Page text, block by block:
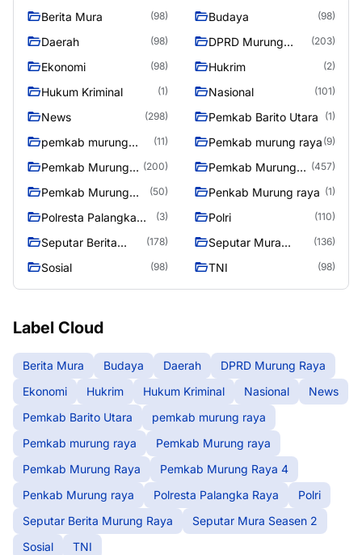
Berita Mura (98) Budaya (98)
Daerah (98)
DPRD Murung
(203)
Ekonomi (98) Hukrim (2)
Hukum Kriminal (1) Nasional (101)
News (298) Pemkab Barito Utara (1)
pemkab murung
(11) Pemkab murung raya (9)
Pemkab Murung
(200)
Pemkab Murung
(457)
Pemkab Murung
(50) Penkab Murung raya (1)
Polresta Palangka
(3) Polri (110)
Seputar Berita
(178)
Seputar Mura
(136)
Sosial (98) TNI (98)
Label Cloud
Berita Mura Budaya Daerah
DPRD Murung Raya
Ekonomi
Hukrim Hukum Kriminal Nasional
News
Pemkab Barito Utara
pemkab murung raya
Pemkab murung raya
Pemkab Murung raya
Pemkab Murung Raya
Pemkab Murung Raya 4
Penkab Murung raya
Polresta Palangka Raya
Polri
Seputar Berita Murung Raya
Seputar Mura Seasen 2
Sosial
TNI